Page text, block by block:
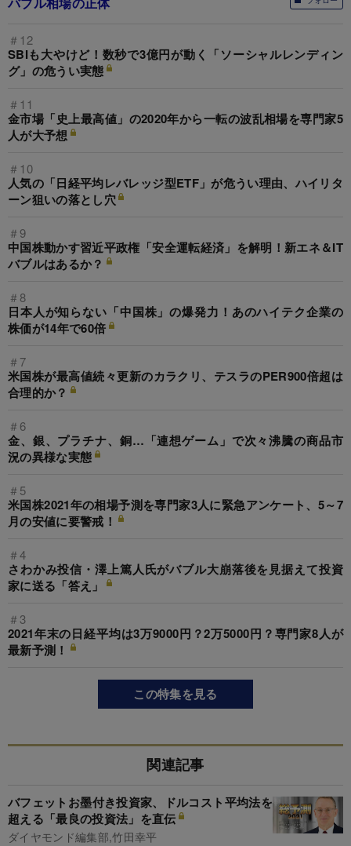
＃12
SBIも大やけど！数秒で3億円が動く「ソーシャルレンディン
グ」の危うい実態
＃11
金市場「史上最高値」の2020年から一転の波乱相場を専門家5
人が大予想
＃10
人気の「日経平均レバレッジ型ETF」が危うい理由、ハイリタ
ーン狙いの落とし穴
＃9
中国株動かす習近平政権「安全運転経済」を解明！新エネ＆IT
バブルはあるか？
＃8
日本人が知らない「中国株」の爆発力！あのハイテク企業の
株価が14年で60倍
＃7
米国株が最高値続々更新のカラクリ、テスラのPER900倍超は
合理的か？
＃6
金、銀、プラチナ、銅…「連想ゲーム」で次々沸騰の商品市
況の異様な実態
＃5
米国株2021年の相場予測を専門家3人に緊急アンケート、5～7
月の安値に要警戒！
＃4
さわかみ投信・澤上篤人氏がバブル大崩落後を見据えて投資
家に送る「答え」
＃3
2021年末の日経平均は3万9000円？2万5000円？専門家8人が
最新予測！
この特集を見る
関連記事
バフェットお墨付き投資家、ドルコスト平均法を
超える「最良の投資法」を直伝
ダイヤモンド編集部,竹田幸平